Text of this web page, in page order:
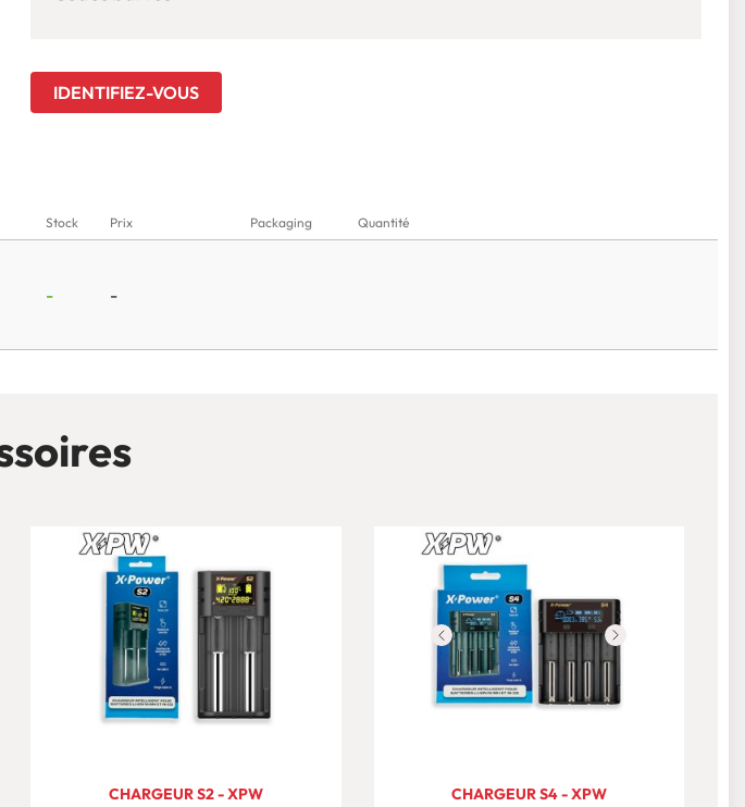
IDENTIFIEZ-VOUS
Stock Prix Packaging Quantité
- -
CHARGEUR S2 - XPW CHARGEUR S4 - XPW